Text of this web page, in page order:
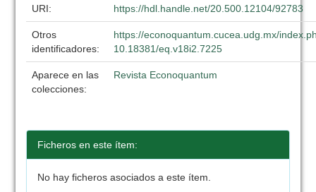
URI: https://hdl.handle.net/20.500.12104/92783
Otros
identificadores:
https://econoquantum.cucea.udg.mx/
10.18381/eq.v18i2.7225
Aparece en las
colecciones:
Revista Econoquantum
Ficheros en este ítem:
No hay ficheros asociados a este ítem.